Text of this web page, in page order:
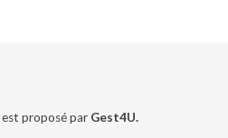
proposé par Gest4U.